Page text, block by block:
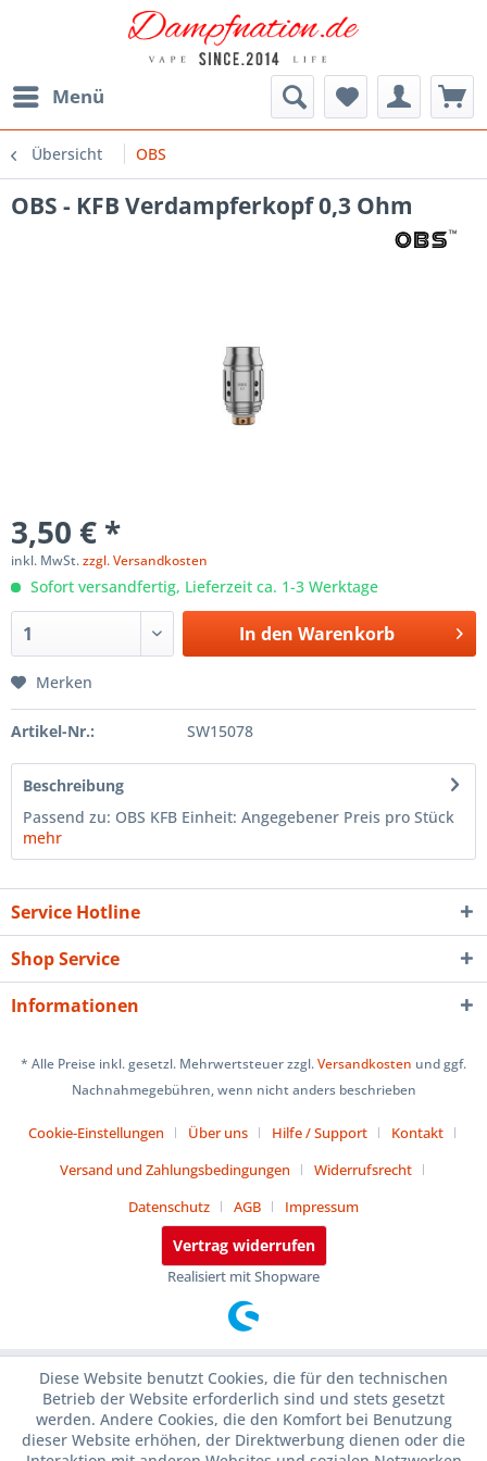
Menü
Übersicht OBS
OBS - KFB Verdampferkopf 0,3 Ohm
3,50 € *
inkl. MwSt.zzgl. Versandkosten
Sofort versandfertig, Lieferzeit ca. 1-3 Werktage
In den Warenkorb
Merken
Artikel-Nr.: SW15078
Beschreibung
Passend zu: OBS KFB Einheit: Angegebener Preis pro Stück
mehr
Service Hotline
Shop Service
Informationen
* Alle Preise inkl. gesetzl. Mehrwertsteuer zzgl.Versandkosten und ggf.
Nachnahmegebühren, wenn nicht anders beschrieben
Cookie-Einstellungen Über uns Hilfe / Support
Kontakt
Versand und Zahlungsbedingungen
Widerrufsrecht
Datenschutz
AGB Impressum
Vertrag widerrufen
Realisiert mit Shopware
Diese Website benutzt Cookies, die für den technischen
Betrieb der Website erforderlich sind und stets gesetzt
werden. Andere Cookies, die den Komfort bei Benutzung
dieser Website erhöhen, der Direktwerbung dienen oder die